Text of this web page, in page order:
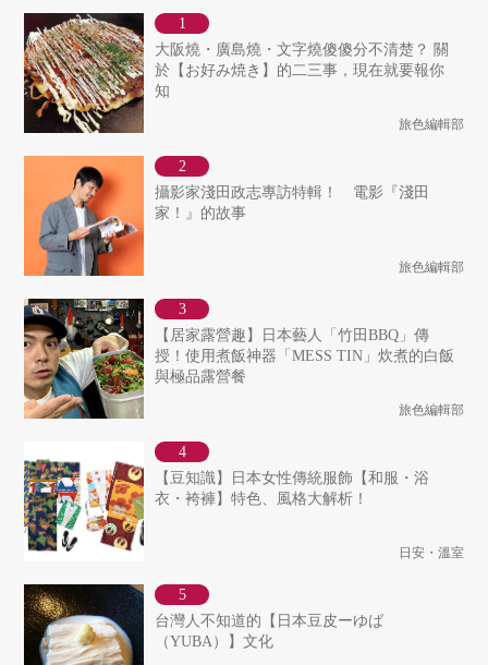
大阪燒・廣島燒・文字燒傻傻分不清楚？ 關
於【お好み焼き】的二三事，現在就要報你
知
旅色編輯部
攝影家淺田政志專訪特輯！ 電影『淺田
家！』的故事
旅色編輯部
【居家露營趣】日本藝人「竹田BBQ」傳
授！使用煮飯神器「MESS TIN」炊煮的白飯
與極品露營餐
旅色編輯部
【豆知識】日本女性傳統服飾【和服・浴
衣・袴褲】特色、風格大解析！
日安・溫室
台灣人不知道的【日本豆皮ーゆば
（YUBA）】文化